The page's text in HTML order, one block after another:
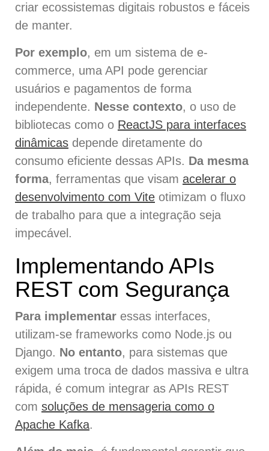
criar ecossistemas digitais robustos e fáceis
de manter.
Por exemplo, em um sistema de e-
commerce, uma API pode gerenciar
usuários e pagamentos de forma
independente. Nesse contexto, o uso de
bibliotecas como o ReactJS para interfaces
dinâmicas depende diretamente do
consumo eficiente dessas APIs. Da mesma
forma, ferramentas que visam acelerar o
desenvolvimento com Vite otimizam o fluxo
de trabalho para que a integração seja
impecável.
Implementando APIs
REST com Segurança
Para implementar essas interfaces,
utilizam-se frameworks como Node.js ou
Django. No entanto, para sistemas que
exigem uma troca de dados massiva e ultra
rápida, é comum integrar as APIs REST
com soluções de mensageria como o
Apache Kafka.